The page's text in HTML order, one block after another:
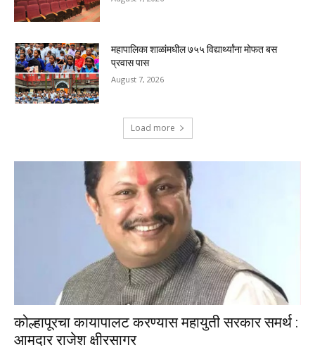
महापालिका शाळांमधील ७५५ विद्यार्थ्यांना मोफत बस
प्रवास पास
August 7, 2026
Load more
कोल्हापूरचा कायापालट करण्यास महायुती सरकार समर्थ :
आमदार राजेश क्षीरसागर